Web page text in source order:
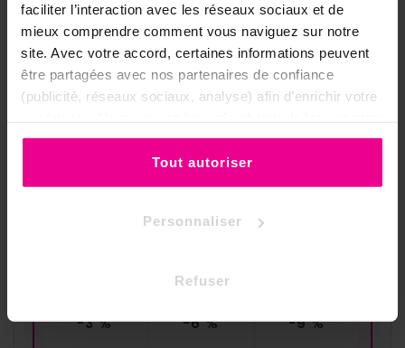
faciliter l’interaction avec les réseaux sociaux et de
mieux comprendre comment vous naviguez sur notre
site. Avec votre accord, certaines informations peuvent
être partagées avec nos partenaires de confiance
(publicité, réseaux sociaux, analyse) afin d’enrichir votre
ou de les refuser.
Tout autoriser
Personnaliser
Refuser
•
Éviter le contact avec les yeux et les
zones sensibles ; aérez la pièce
pendant la diffusion.
•
La présence d'allergènes peut
entraîner une réaction chez les
Remises quantitatives
sur les huiles parfumées
-3 %
10 huiles
-6 % -9 %